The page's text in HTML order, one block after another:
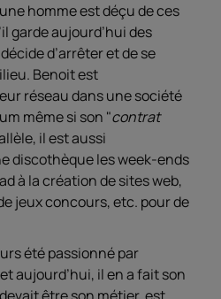
homme est déçu de ces
garde aujourd’hui des
d’arrêter et de se
Benoit est
réseau dans une société
même si son "contrat
il est aussi
discothèque les week-ends
à la création de sites web,
jeux concours, etc. pour de
été passionné par
aujourd’hui, il en a fait son